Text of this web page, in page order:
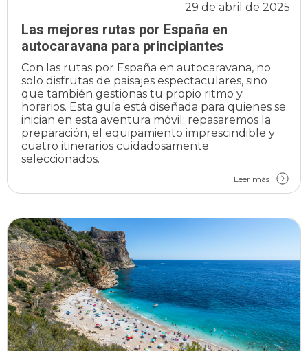
Las mejores rutas por España en
autocaravana para principiantes
29 de abril de 2025
Con las rutas por España en autocaravana, no
solo disfrutas de paisajes espectaculares, sino
que también gestionas tu propio ritmo y
horarios. Esta guía está diseñada para quienes se
inician en esta aventura móvil: repasaremos la
preparación, el equipamiento imprescindible y
cuatro itinerarios cuidadosamente
seleccionados.
Leer más